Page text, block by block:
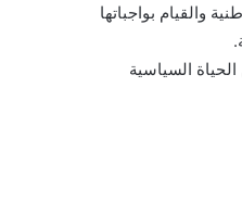
والقيام بواجباتها
السياسية